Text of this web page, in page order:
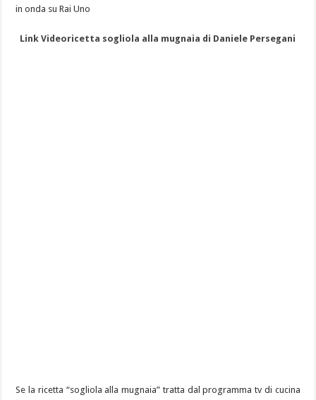
in onda su Rai Uno
Link Videoricetta sogliola alla mugnaia di Daniele Persegani
Se la ricetta “sogliola alla mugnaia” tratta dal programma tv di cucina